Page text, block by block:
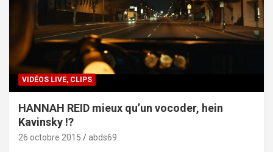
VIDÉOS LIVE, CLIPS
HANNAH REID mieux qu’un vocoder, hein
Kavinsky !?
26 octobre 2015 abds69